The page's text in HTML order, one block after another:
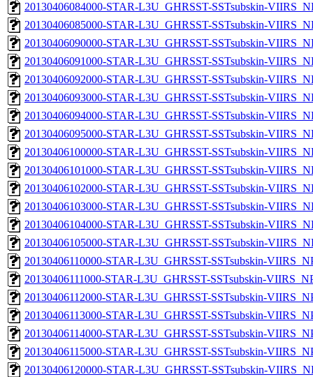
20130406084000-STAR-L3U_GHRSST-SSTsubskin-
20130406085000-STAR-L3U_GHRSST-SSTsubskin-
20130406090000-STAR-L3U_GHRSST-SSTsubskin-
20130406091000-STAR-L3U_GHRSST-SSTsubskin-
20130406092000-STAR-L3U_GHRSST-SSTsubskin-
20130406093000-STAR-L3U_GHRSST-SSTsubskin-
20130406094000-STAR-L3U_GHRSST-SSTsubskin-
20130406095000-STAR-L3U_GHRSST-SSTsubskin-
20130406100000-STAR-L3U_GHRSST-SSTsubskin-
20130406101000-STAR-L3U_GHRSST-SSTsubskin-
20130406102000-STAR-L3U_GHRSST-SSTsubskin-
20130406103000-STAR-L3U_GHRSST-SSTsubskin-
20130406104000-STAR-L3U_GHRSST-SSTsubskin-
20130406105000-STAR-L3U_GHRSST-SSTsubskin-
20130406110000-STAR-L3U_GHRSST-SSTsubskin-
20130406111000-STAR-L3U_GHRSST-SSTsubskin-
20130406112000-STAR-L3U_GHRSST-SSTsubskin-
20130406113000-STAR-L3U_GHRSST-SSTsubskin-
20130406114000-STAR-L3U_GHRSST-SSTsubskin-
20130406115000-STAR-L3U_GHRSST-SSTsubskin-
20130406120000-STAR-L3U_GHRSST-SSTsubskin-